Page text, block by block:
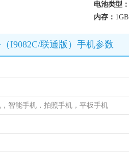
电池类型：
内存： 1GB
I9082C/联通版）手机参数
，智能手机，拍照手机，平板手机